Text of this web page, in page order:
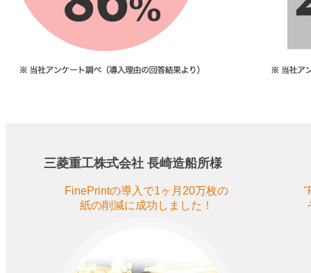
三菱重工株式会社 長崎造船所様
FinePrintの導入で1ヶ月20万枚の
紙の削減に成功しました！